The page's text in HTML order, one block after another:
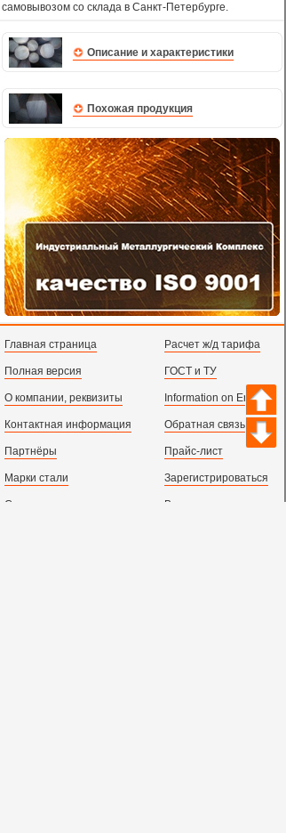
самовывозом со склада в Санкт-Петербурге.
Описание и характеристики
Похожая продукция
Главная страница
Полная версия
О компании, реквизиты
Контактная информация
Партнёры
Марки стали
Сортамент металлопроката
Расчет ж/д тарифа
ГОСТ и ТУ
Information on English
Обратная связь
Прайс-лист
Зарегистрироваться
Вход с паролем